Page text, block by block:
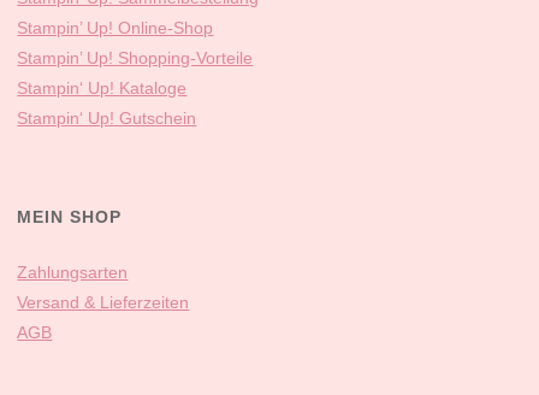
Stampin’ Up! Online-Shop
Stampin’ Up! Shopping-Vorteile
Stampin‘ Up! Kataloge
Stampin‘ Up! Gutschein
MEIN SHOP
Zahlungsarten
Versand & Lieferzeiten
AGB